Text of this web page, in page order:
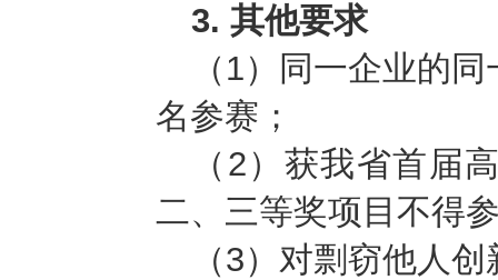
3. 其他要求
（1）同一企业的
名参赛；
（2）获我省首届
二、三等奖项目不得
（3）对剽窃他人